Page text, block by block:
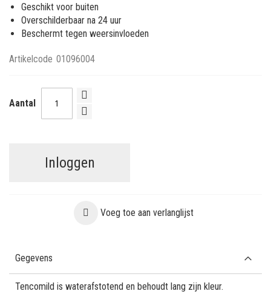
Geschikt voor buiten
Overschilderbaar na 24 uur
Beschermt tegen weersinvloeden
Artikelcode 01096004
Aantal
Inloggen
Voeg toe aan verlanglijst
Gegevens
Tencomild is waterafstotend en behoudt lang zijn kleur.